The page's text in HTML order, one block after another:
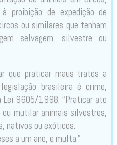
proibição de expedição de
ou similares que tenham
selvagem, silvestre ou
que praticar maus tratos a
brasileira é crime,
Lei 9605/1998: “Praticar ato
mutilar animais silvestres,
nativos ou exóticos:
a um ano, e multa.”